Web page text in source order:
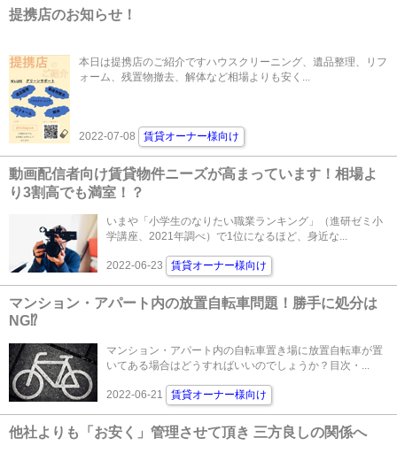
提携店のお知らせ！
本日は提携店のご紹介ですハウスクリーニング、遺品整理、リフ
ォーム、残置物撤去、解体など相場よりも安く...
2022-07-08 賃貸オーナー様向け
動画配信者向け賃貸物件ニーズが高まっています！相場よ
り3割高でも満室！？
いまや「小学生のなりたい職業ランキング」（進研ゼミ小
学講座、2021年調べ）で1位になるほど、身近な...
2022-06-23 賃貸オーナー様向け
マンション・アパート内の放置自転車問題！勝手に処分は
NG⁉
マンション・アパート内の自転車置き場に放置自転車が置
いてある場合はどうすればいいのでしょうか？目次・...
2022-06-21 賃貸オーナー様向け
他社よりも「お安く」管理させて頂き 三方良しの関係へ